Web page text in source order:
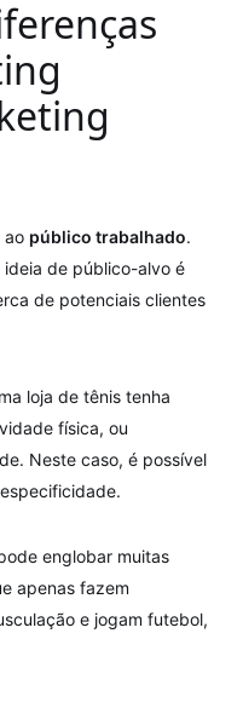
ao público trabalhado.
ideia de público-alvo é
de potenciais clientes
loja de tênis tenha
física, ou
Neste caso, é possível
englobar muitas
apenas fazem
e jogam futebol,